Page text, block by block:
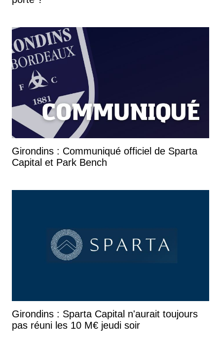
Girondins : Communiqué officiel de Sparta
Capital et Park Bench
Girondins : Sparta Capital n'aurait toujours
pas réuni les 10 M€ jeudi soir